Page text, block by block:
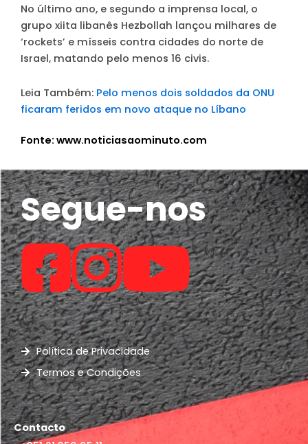
No último ano, e segundo a imprensa local, o
grupo xiita libanês Hezbollah lançou milhares de
‘rockets’ e mísseis contra cidades do norte de
Israel, matando pelo menos 16 civis.
Leia Também: Pelo menos dois soldados da ONU
ficaram feridos em novo ataque no Líbano
Fonte: www.noticiasaominuto.com
Segue-nos
Política de Privacidade
Termos e Condições
Contacto